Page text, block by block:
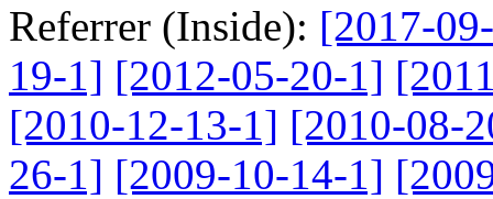
Referrer (Inside): [2017-
19-1] [2012-05-20-1]
[2010-12-13-1] [2010-08-
26-1] [2009-10-14-1]